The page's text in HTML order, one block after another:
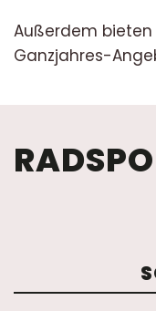
Außerdem
Ganzjahres-